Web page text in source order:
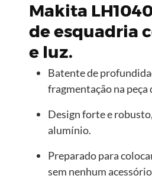
Makita
de esquadria
e luz.
Batente de
fragmentação na peça
Design forte e
alumínio.
Preparado para
sem nenhum